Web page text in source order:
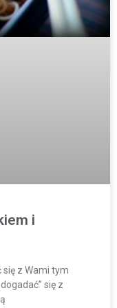
i
się z Wami tym
się z